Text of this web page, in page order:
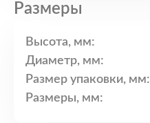
Размеры
Высота, мм:
Диаметр, мм:
Размер упаковки, мм:
Размеры, мм: